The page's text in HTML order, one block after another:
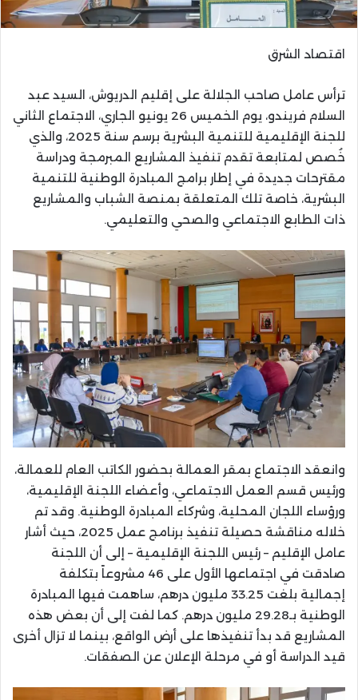
اقتصاد الشرق
ترأس عامل صاحب الجلالة على إقليم الدريوش، السيد عبد
السلام فريندو، يوم الخميس 26 يونيو الجاري، الاجتماع الثاني
للجنة الإقليمية للتنمية البشرية برسم سنة 2025، والذي
خُصص لمتابعة تقدم تنفيذ المشاريع المبرمجة ودراسة
مقترحات جديدة في إطار برامج المبادرة الوطنية للتنمية
البشرية، خاصة تلك المتعلقة بمنصة الشباب والمشاريع
ذات الطابع الاجتماعي والصحي والتعليمي.
وانعقد الاجتماع بمقر العمالة بحضور الكاتب العام للعمالة،
ورئيس قسم العمل الاجتماعي، وأعضاء اللجنة الإقليمية،
ورؤساء اللجان المحلية، وشركاء المبادرة الوطنية. وقد تم
خلاله مناقشة حصيلة تنفيذ برنامج عمل 2025، حيث أشار
عامل الإقليم – رئيس اللجنة الإقليمية – إلى أن اللجنة
صادقت في اجتماعها الأول على 46 مشروعاً بتكلفة
إجمالية بلغت 33.25 مليون درهم، ساهمت فيها المبادرة
الوطنية بـ29.28 مليون درهم. كما لفت إلى أن بعض هذه
المشاريع قد بدأ تنفيذها على أرض الواقع، بينما لا تزال أخرى
قيد الدراسة أو في مرحلة الإعلان عن الصفقات.